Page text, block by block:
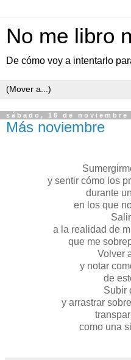
No me libro
De cómo voy a intentarlo
sábado, 16 de noviembre
Más noviembre
y sentir cómo los
durante
en los que
a la realidad de
que me
Volver
y notar
de
Subir
y arrastrar
como una